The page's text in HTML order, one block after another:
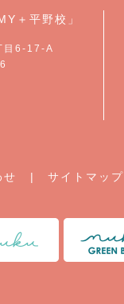
＋平野校」
目6-17-A
せ | サイトマップ